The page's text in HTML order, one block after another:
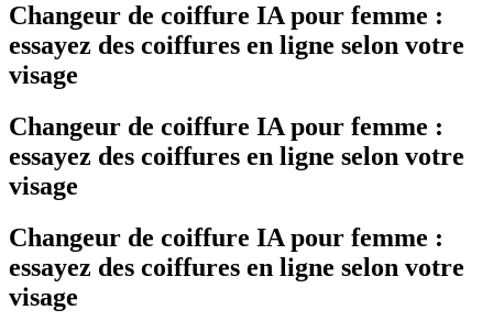
Changeur de coiffure IA pour femme :
essayez des coiffures en ligne selon votre
visage
Changeur de coiffure IA pour femme :
essayez des coiffures en ligne selon votre
visage
Changeur de coiffure IA pour femme :
essayez des coiffures en ligne selon votre
visage